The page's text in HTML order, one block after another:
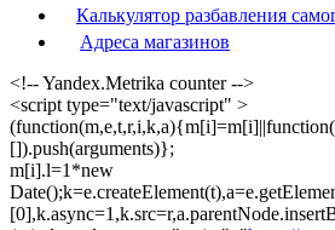
Калькулятор разбавления
Адреса магазинов
<!-- Yandex.Metrika counter -->
<script type="text/javascript" >
[]).push(arguments)};
m[i].l=1*new